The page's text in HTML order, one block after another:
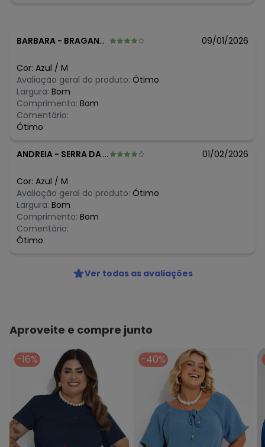
abril/2026 N/D*
fevereiro/2026
BARBARA - BRAGANCA PAULISTA - SP 09/01/2026
Cor: Azul / M
Avaliação geral do produto: Ótimo
Largura: Bom
Comprimento: Bom
Comentário:
Ótimo
ANDREIA - SERRA DA TAPUIA SITIO NOV - RN 01/02/2026
Cor: Azul / M
Avaliação geral do produto: Ótimo
Largura: Bom
Comprimento: Bom
Comentário:
Ótimo
Ver todas as avaliações
Aproveite e compre junto
-16% -40%